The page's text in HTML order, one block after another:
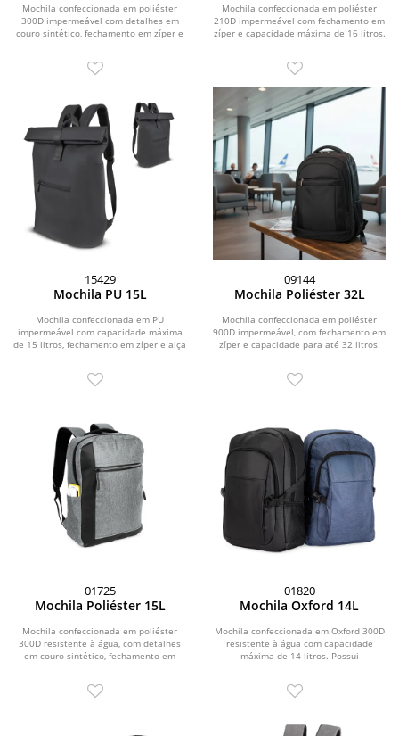
Mochila confeccionada em poliéster
300D impermeável com detalhes em
couro sintético, fechamento em zíper e
Mochila confeccionada em poliéster
210D impermeável com fechamento em
zíper e capacidade máxima de 16 litros.
15429
Mochila PU 15L
Mochila confeccionada em PU
impermeável com capacidade máxima
de 15 litros, fechamento em zíper e alça
09144
Mochila Poliéster 32L
Mochila confeccionada em poliéster
900D impermeável, com fechamento em
zíper e capacidade para até 32 litros.
01725
Mochila Poliéster 15L
Mochila confeccionada em poliéster
300D resistente à água, com detalhes
em couro sintético, fechamento em
01820
Mochila Oxford 14L
Mochila confeccionada em Oxford 300D
resistente à água com capacidade
máxima de 14 litros. Possui